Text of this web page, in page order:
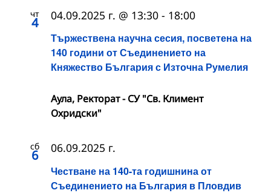
чт
4
Тържествена научна сесия, посветена на
140 години от Съединението на
Княжество България с Източна Румелия
04.09.2025 г. @ 13:30 - 18:00
Аула, Ректорат - СУ "Св. Климент
Охридски"
сб
6
Честване на 140-та годишнина от
Съединението на България в Пловдив
06.09.2025 г.